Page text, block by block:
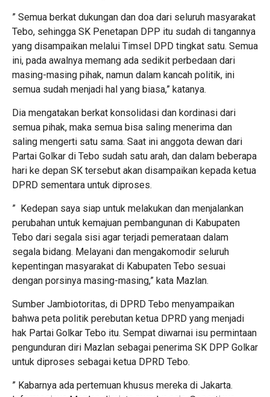
” Semua berkat dukungan dan doa dari seluruh masyarakat
Tebo, sehingga SK Penetapan DPP itu sudah di tangannya
yang disampaikan melalui Timsel DPD tingkat satu. Semua
ini, pada awalnya memang ada sedikit perbedaan dari
masing-masing pihak, namun dalam kancah politik, ini
semua sudah menjadi hal yang biasa,” katanya.
Dia mengatakan berkat konsolidasi dan kordinasi dari
semua pihak, maka semua bisa saling menerima dan
saling mengerti satu sama. Saat ini anggota dewan dari
Partai Golkar di Tebo sudah satu arah, dan dalam beberapa
hari ke depan SK tersebut akan disampaikan kepada ketua
DPRD sementara untuk diproses.
” Kedepan saya siap untuk melakukan dan menjalankan
perubahan untuk kemajuan pembangunan di Kabupaten
Tebo dari segala sisi agar terjadi pemerataan dalam
segala bidang. Melayani dan mengakomodir seluruh
kepentingan masyarakat di Kabupaten Tebo sesuai
dengan porsinya masing-masing,” kata Mazlan.
Sumber Jambiotoritas, di DPRD Tebo menyampaikan
bahwa peta politik perebutan ketua DPRD yang menjadi
hak Partai Golkar Tebo itu. Sempat diwarnai isu permintaan
pengunduran diri Mazlan sebagai penerima SK DPP Golkar
untuk diproses sebagai ketua DPRD Tebo.
” Kabarnya ada pertemuan khusus mereka di Jakarta.